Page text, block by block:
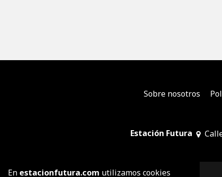
Sobre nosotros
Estación Futura
En estacionfutura.com utilizamos cookies